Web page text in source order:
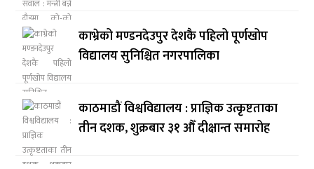
काभ्रेको मण्डनदेउपुर देशकै पहिलो पूर्णखोप
विद्यालय सुनिश्चित नगरपालिका
काठमाडौं विश्वविद्यालय : प्राज्ञिक उत्कृष्टताका
तीन दशक, शुक्रबार ३१ औँ दीक्षान्त समारोह